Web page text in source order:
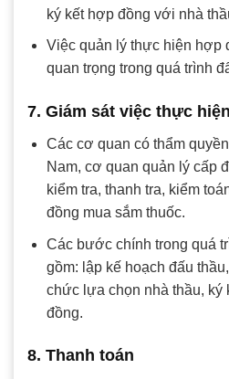
ký kết hợp đồng với nhà
Việc quản lý thực hiện hợp
quan trọng trong quá trình
7. Giám sát việc thực
Các cơ quan có thẩm
Nam, cơ quan quản lý cấp
kiểm tra, thanh tra, kiểm
đồng mua sắm thuốc.
Các bước chính trong quá
gồm: lập kế hoạch đấu
chức lựa chọn nhà thầu, ký
đồng.
8. Thanh toán